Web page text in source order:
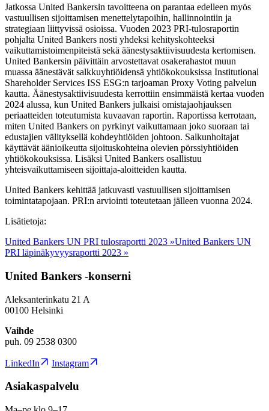
Jatkossa United Bankersin tavoitteena on parantaa edelleen myös
vastuullisen sijoittamisen menettelytapoihin, hallinnointiin ja
strategiaan liittyvissä osioissa. Vuoden 2023 PRI-tulosraportin
pohjalta United Bankers nosti yhdeksi kehityskohteeksi
vaikuttamistoimenpiteistä sekä äänestysaktiivisuudesta kertomisen.
United Bankersin päivittäin arvostettavat osakerahastot muun
muassa äänestävät salkkuyhtiöidensä yhtiökokouksissa Institutional
Shareholder Services ISS ESG:n tarjoaman Proxy Voting palvelun
kautta. Äänestysaktiivisuudesta kerrottiin ensimmäistä kertaa vuoden
2024 alussa, kun United Bankers julkaisi omistajaohjauksen
periaatteiden toteutumista kuvaavan raportin. Raportissa kerrotaan,
miten United Bankers on pyrkinyt vaikuttamaan joko suoraan tai
edustajien välityksellä kohdeyhtiöiden johtoon. Salkunhoitajat
käyttävät äänioikeutta sijoituskohteina olevien pörssiyhtiöiden
yhtiökokouksissa. Lisäksi United Bankers osallistuu
yhteisvaikuttamiseen sijoittaja-aloitteiden kautta.
United Bankers kehittää jatkuvasti vastuullisen sijoittamisen
toimintatapojaan. PRI:n arviointi toteutetaan jälleen vuonna 2024.
Lisätietoja:
United Bankers UN PRI tulosraportti 2023 »United Bankers UN
PRI läpinäkyvyysraportti 2023 »
United Bankers -konserni
Aleksanterinkatu 21 A
00100 Helsinki
Vaihde
puh. 09 2538 0300
LinkedIn Instagram
Asiakaspalvelu